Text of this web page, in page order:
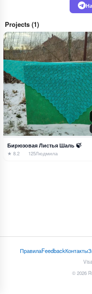
Projects (1)
Бирюзовая Листья Шаль 🍃
★ 8.2 125Людмила
ПравилаFeedbackКонтакты
© 2026